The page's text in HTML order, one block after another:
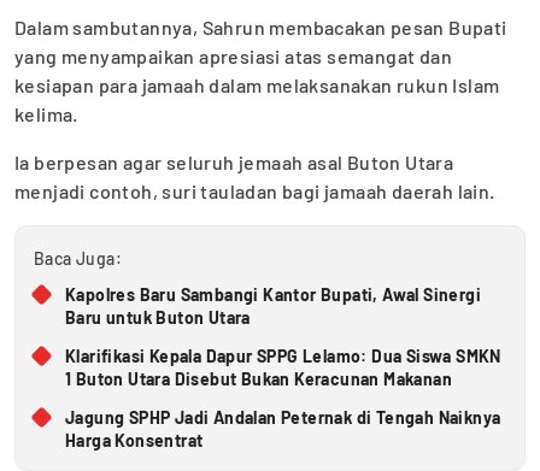
Dalam sambutannya, Sahrun membacakan pesan Bupati
yang menyampaikan apresiasi atas semangat dan
kesiapan para jamaah dalam melaksanakan rukun Islam
kelima.
Ia berpesan agar seluruh jemaah asal Buton Utara
menjadi contoh, suri tauladan bagi jamaah daerah lain.
Baca Juga:
Kapolres Baru Sambangi Kantor Bupati, Awal Sinergi
Baru untuk Buton Utara
Klarifikasi Kepala Dapur SPPG Lelamo: Dua Siswa SMKN
1 Buton Utara Disebut Bukan Keracunan Makanan
Jagung SPHP Jadi Andalan Peternak di Tengah Naiknya
Harga Konsentrat